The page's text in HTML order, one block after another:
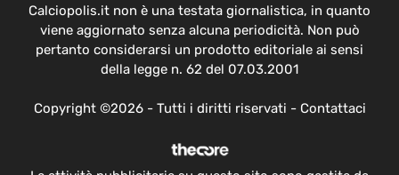
Calciopolis.it non è una testata giornalistica, in quanto
viene aggiornato senza alcuna periodicità. Non può
pertanto considerarsi un prodotto editoriale ai sensi
della legge n. 62 del 07.03.2001
Copyright ©2026 - Tutti i diritti riservati - Contattaci